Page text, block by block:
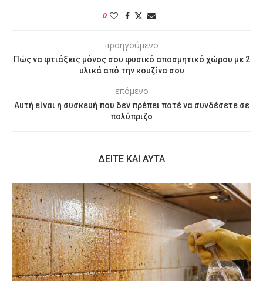
0
προηγούμενο
Πώς να φτιάξεις μόνος σου φυσικό αποσμητικό χώρου με 2
υλικά από την κουζίνα σου
επόμενο
Αυτή είναι η συσκευή που δεν πρέπει ποτέ να συνδέσετε σε
πολύπριζο
ΔΕΙΤΕ ΚΑΙ ΑΥΤΑ